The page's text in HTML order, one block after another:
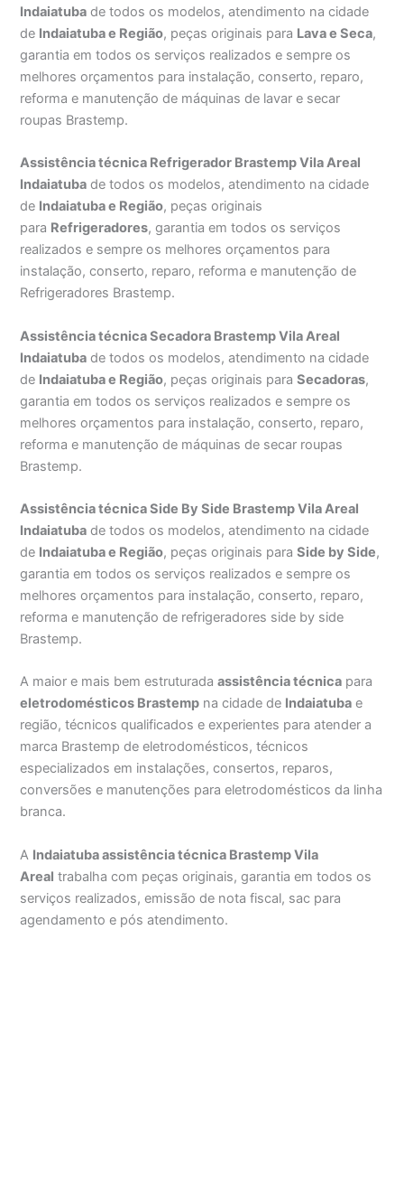
Indaiatuba de todos os modelos, atendimento na cidade
de Indaiatuba e Região, peças originais para Lava e Seca,
garantia em todos os serviços realizados e sempre os
melhores orçamentos para instalação, conserto, reparo,
reforma e manutenção de máquinas de lavar e secar
roupas Brastemp.
Assistência técnica Refrigerador Brastemp Vila Areal
Indaiatuba de todos os modelos, atendimento na cidade
de Indaiatuba e Região, peças originais
para Refrigeradores, garantia em todos os serviços
realizados e sempre os melhores orçamentos para
instalação, conserto, reparo, reforma e manutenção de
Refrigeradores Brastemp.
Assistência técnica Secadora Brastemp Vila Areal
Indaiatuba de todos os modelos, atendimento na cidade
de Indaiatuba e Região, peças originais paraSecadoras,
garantia em todos os serviços realizados e sempre os
melhores orçamentos para instalação, conserto, reparo,
reforma e manutenção de máquinas de secar roupas
Brastemp.
Assistência técnica Side By Side Brastemp Vila Areal
Indaiatuba de todos os modelos, atendimento na cidade
de Indaiatuba e Região, peças originais paraSide by Side,
garantia em todos os serviços realizados e sempre os
melhores orçamentos para instalação, conserto, reparo,
reforma e manutenção de refrigeradores side by side
Brastemp.
A maior e mais bem estruturadaassistência técnica para
eletrodomésticos Brastemp na cidade de Indaiatuba e
região, técnicos qualificados e experientes para atender a
marca Brastemp de eletrodomésticos, técnicos
especializados em instalações, consertos, reparos,
conversões e manutenções para eletrodomésticos da linha
branca.
A Indaiatuba assistência técnica Brastemp Vila
Areal trabalha com peças originais, garantia em todos os
serviços realizados, emissão de nota fiscal, sac para
agendamento e pós atendimento.